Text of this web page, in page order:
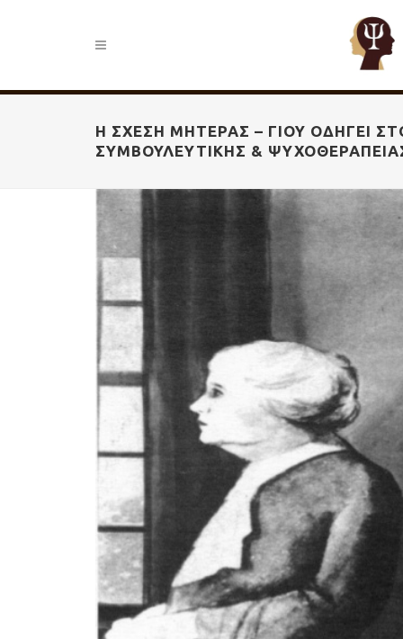
Η ΣΧΈΣΗ ΜΗΤΈΡΑΣ – ΓΙΟΎ ΟΔΗΓΕΊ
ΣΥΜΒΟΥΛΕΥΤΙΚΉΣ &